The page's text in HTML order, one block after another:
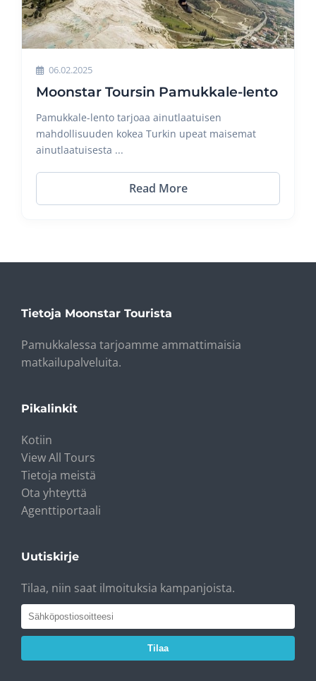
06.02.2025
Moonstar Toursin Pamukkale-lento
Pamukkale-lento tarjoaa ainutlaatuisen
mahdollisuuden kokea Turkin upeat maisemat
ainutlaatuisesta ...
Read More
Tietoja Moonstar Tourista
Pamukkalessa tarjoamme ammattimaisia ​​
matkailupalveluita.
Pikalinkit
Kotiin
View All Tours
Tietoja meistä
Ota yhteyttä
Agenttiportaali
Uutiskirje
Tilaa, niin saat ilmoituksia kampanjoista.
Tilaa